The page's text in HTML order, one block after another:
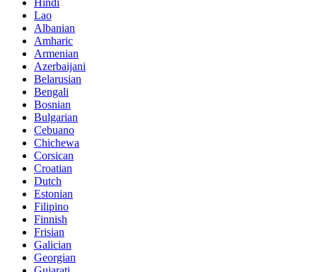
Hindi
Lao
Albanian
Amharic
Armenian
Azerbaijani
Belarusian
Bengali
Bosnian
Bulgarian
Cebuano
Chichewa
Corsican
Croatian
Dutch
Estonian
Filipino
Finnish
Frisian
Galician
Georgian